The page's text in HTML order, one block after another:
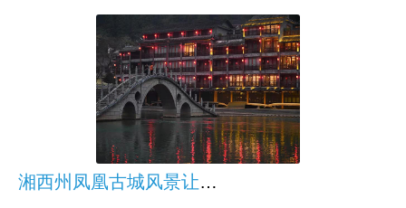
湘西州凤凰古城风景让人如痴如醉